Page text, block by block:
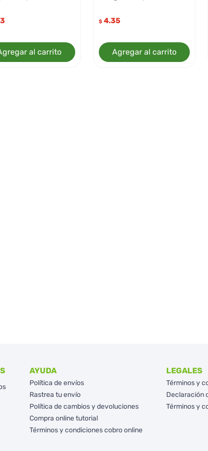
al carrito
$ 4.35
Agregar al carrito
AYUDA
Política de envíos
Rastrea tu envío
Política de cambios y devoluciones
Compra online tutorial
Términos y condiciones cobro online
LEGALES
Términos y
Declaración
Términos y